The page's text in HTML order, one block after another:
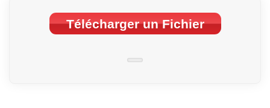
Télécharger un Fichier